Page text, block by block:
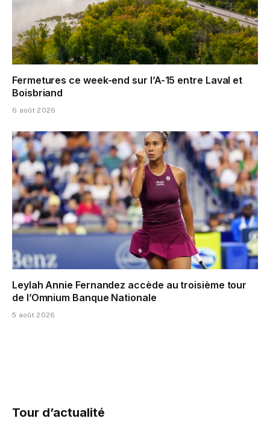
Fermetures ce week-end sur l’A-15 entre Laval et
Boisbriand
6 août 2026
Leylah Annie Fernandez accède au troisième tour
de l’Omnium Banque Nationale
5 août 2026
Tour d’actualité